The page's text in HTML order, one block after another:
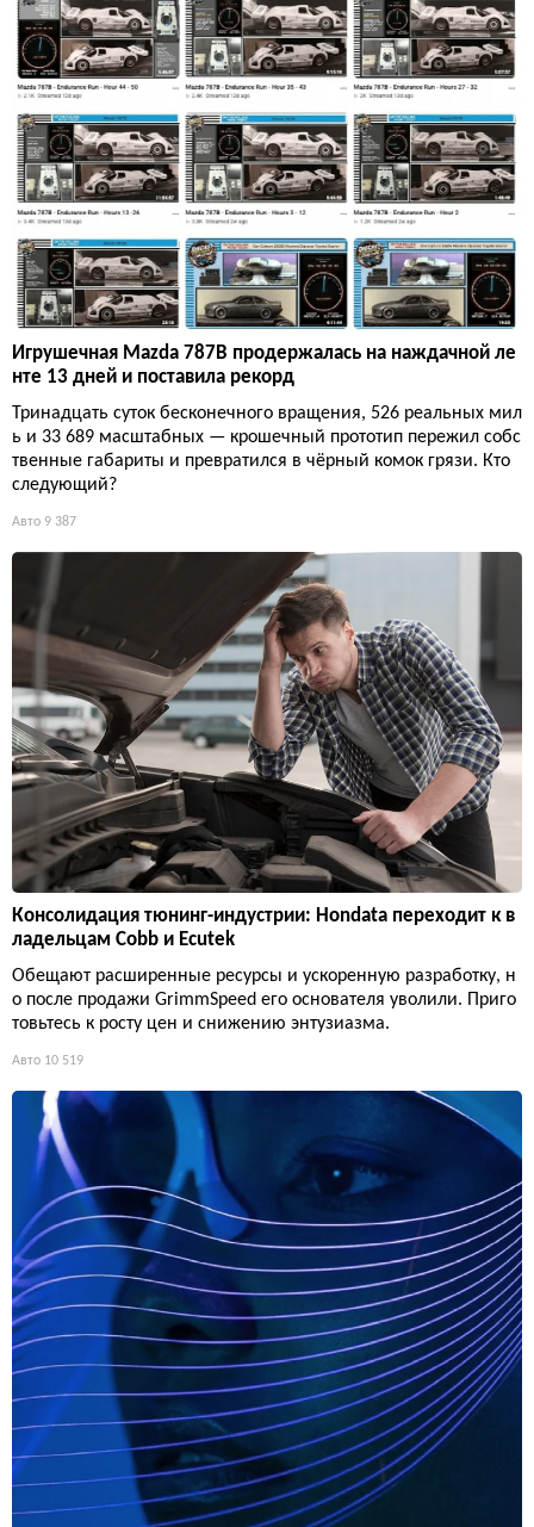
Игрушечная Mazda 787B продержалась на наждачной ле
нте 13 дней и поставила рекорд
Тринадцать суток бесконечного вращения, 526 реальных мил
ь и 33 689 масштабных — крошечный прототип пережил собс
твенные габариты и превратился в чёрный комок грязи. Кто
следующий?
Авто 9 387
Консолидация тюнинг-индустрии: Hondata переходит к в
ладельцам Cobb и Ecutek
Обещают расширенные ресурсы и ускоренную разработку, н
о после продажи GrimmSpeed его основателя уволили. Приго
товьтесь к росту цен и снижению энтузиазма.
Авто 10 519